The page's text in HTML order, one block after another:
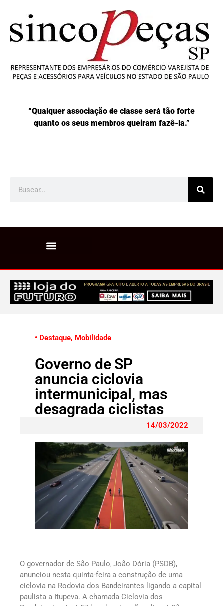
“Qualquer associação de classe será tão forte
quanto os seus membros queiram fazê-la.”
• Destaque, Mobilidade
Governo de SP
anuncia ciclovia
intermunicipal, mas
desagrada ciclistas
14/03/2022
O governador de São Paulo, João Dória (PSDB),
anunciou nesta quinta-feira a construção de uma
ciclovia na Rodovia dos Bandeirantes ligando a capital
paulista a Itupeva. A chamada Ciclovia dos